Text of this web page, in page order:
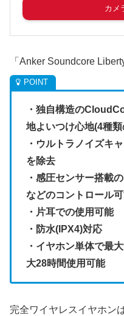
カメ
「Anker Soundcore
・独自構造の
地よいつけ心地(4種
・ウルトラノイズキ
を除去
・感圧センサー搭載
などのコントロール
・片耳での使用可能
・防水(IPX4)対応
・イヤホン単体で最
大28時間使用可能
完全ワイヤレスイヤホン